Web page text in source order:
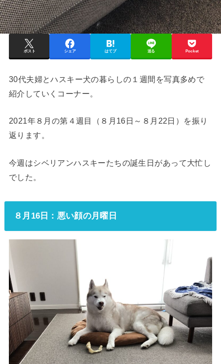
ポスト シェア はてブ 送る Pocket
30代夫婦とハスキー犬の暮らしの１週間を写真多めで
紹介していくコーナー。
2021年８月の第４週目（８月16日～８月22日）を振り
返ります。
今週はシベリアンハスキーたちの誕生日があって大忙し
でした。
８月16日：悪い顔の月曜日